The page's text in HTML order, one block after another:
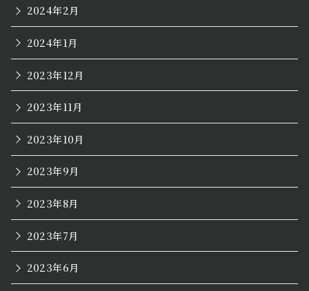
2024年2月
2024年1月
2023年12月
2023年11月
2023年10月
2023年9月
2023年8月
2023年7月
2023年6月